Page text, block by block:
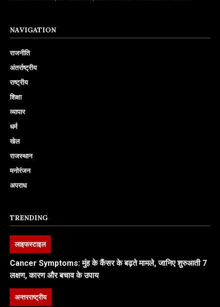
NAVIGATION
राजनीति
अंतर्राष्ट्रीय
राष्ट्रीय
शिक्षा
व्यापार
धर्म
खेल
राजस्थान
मनोरंजन
अपराध
TRENDING
लाइफस्टाइल
Cancer Symptoms: मुंह के कैंसर के बढ़ते मामले, जानिए शुरुआती 7
लक्षण, कारण और बचाव के उपाय
अन्तरराष्ट्रीय